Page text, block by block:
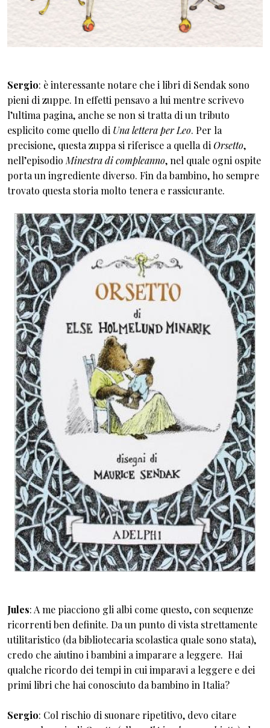
Sergio: è interessante notare che i libri di Sendak sono
pieni di zuppe. In effetti pensavo a lui mentre scrivevo
l’ultima pagina, anche se non si tratta di un tributo
esplicito come quello di Una lettera per Leo. Per la
precisione, questa zuppa si riferisce a quella diOrsetto,
nell’episodioMinestra di compleanno, nel quale ogni ospite
porta un ingrediente diverso. Fin da bambino, ho sempre
trovato questa storia molto tenera e rassicurante.
Jules: A me piacciono gli albi come questo, con sequenze
ricorrenti ben definite. Da un punto di vista strettamente
utilitaristico (da bibliotecaria scolastica quale sono stata),
credo che aiutino i bambini a imparare a leggere. Hai
qualche ricordo dei tempi in cui imparavi a leggere e dei
primi libri che hai conosciuto da bambino in Italia?
Sergio: Col rischio di suonare ripetitivo, devo citare